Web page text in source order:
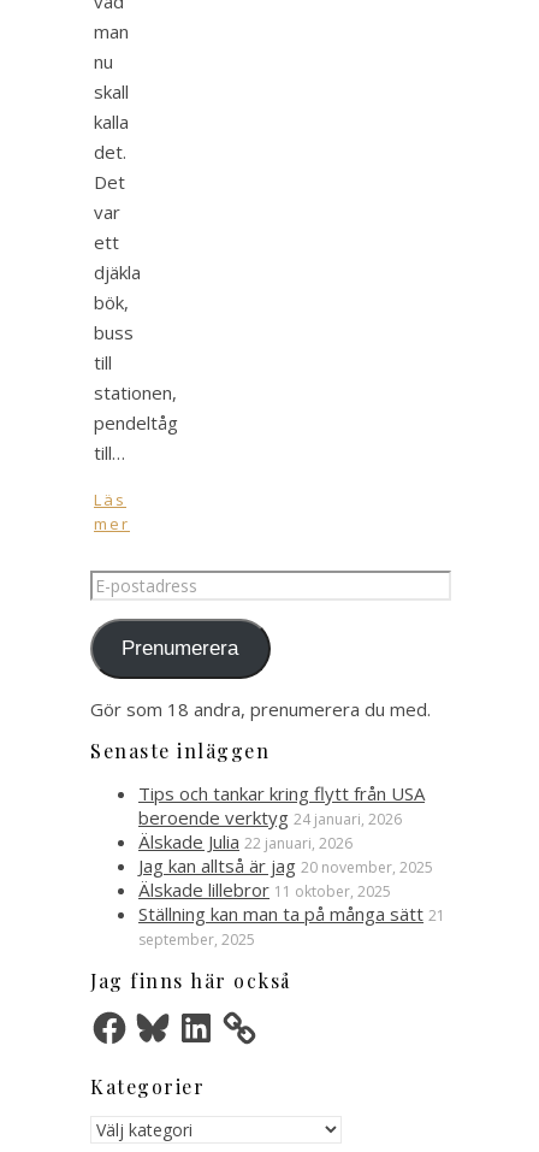
man
nu
skall
kalla
det.
Det
var
ett
djäkla
bök,
buss
till
stationen,
pendeltåg
till…
Läs
mer
E-
postadress
Prenumerera
Gör som 18 andra, prenumerera du med.
Senaste inläggen
Tips och tankar kring flytt från USA
beroende verktyg 24 januari, 2026
Älskade Julia 22 januari, 2026
Jag kan alltså är jag 20 november, 2025
Älskade lillebror 11 oktober, 2025
Ställning kan man ta på många sätt 21
september, 2025
Jag finns här också
FacebookBlueskyLinkedIn
Kategorier
Kategorier